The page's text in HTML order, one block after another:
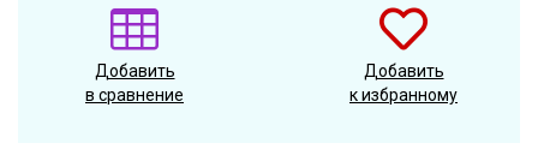
Добавить
в сравнение
Добавить
к избранному